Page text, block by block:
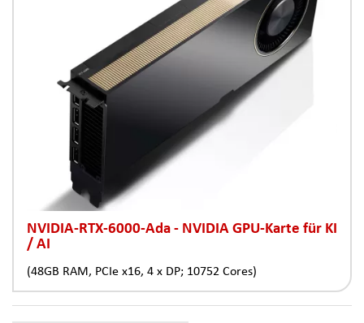
NVIDIA-RTX-6000-Ada - NVIDIA GPU-Karte für KI
/ AI
(48GB RAM, PCIe x16, 4 x DP; 10752 Cores)